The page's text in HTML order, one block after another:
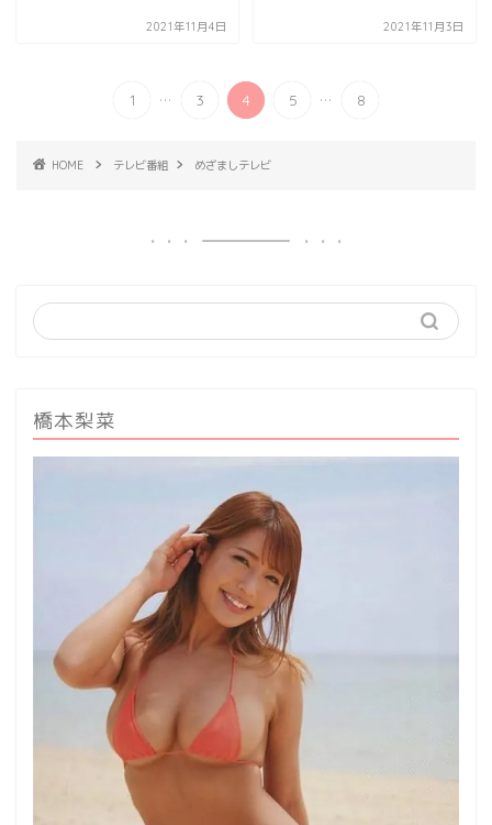
2021年11月4日 2021年11月3日
1 ... 3 4 5 ... 8
HOME テレビ番組 めざましテレビ
橋本梨菜